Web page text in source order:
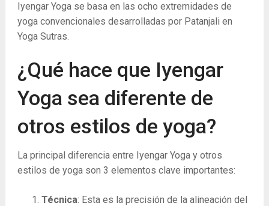
Iyengar Yoga se basa en las ocho extremidades de
yoga convencionales desarrolladas por Patanjali en
Yoga Sutras.
¿Qué hace que Iyengar
Yoga sea diferente de
otros estilos de yoga?
La principal diferencia entre Iyengar Yoga y otros
estilos de yoga son 3 elementos clave importantes:
Técnica: Esta es la precisión de la alineación del